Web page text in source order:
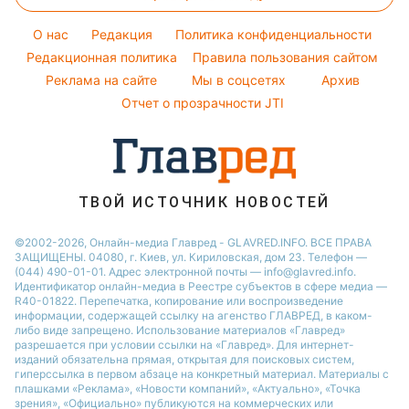
Новости Харькова
Филипп Киркоров
Елена Зеленская
Ани Лорак
Кейт Миддлтон
Советы от Андре Тана
Уборка
Авто
Тарифы
Курс валют
O нас Редакция
Политика конфиденциальности
Редакционная политика
Правила пользования сайтом
Реклама на сайте
Мы в соцсетях
Архив
Отчет о прозрачности JTI
ТВОЙ ИСТОЧНИК НОВОСТЕЙ
©2002-2026, Онлайн-медиа Главред - GLAVRED.INFO. ВСЕ ПРАВА
ЗАЩИЩЕНЫ. 04080, г. Киев, ул. Кириловская, дом 23. Телефон —
(044) 490-01-01. Адрес электронной почты — info@glavred.info.
Идентификатор онлайн-медиа в Реестре cубъектов в сфере медиа —
R40-01822. Перепечатка, копирование или воспроизведение
информации, содержащей ссылку на агенство ГЛАВРЕД, в каком-
либо виде запрещено. Использование материалов «Главред»
разрешается при условии ссылки на «Главред». Для интернет-
изданий обязательна прямая, открытая для поисковых систем,
гиперссылка в первом абзаце на конкретный материал. Материалы с
плашками «Реклама», «Новости компаний», «Актуально», «Точка
зрения», «Официально» публикуются на коммерческих или